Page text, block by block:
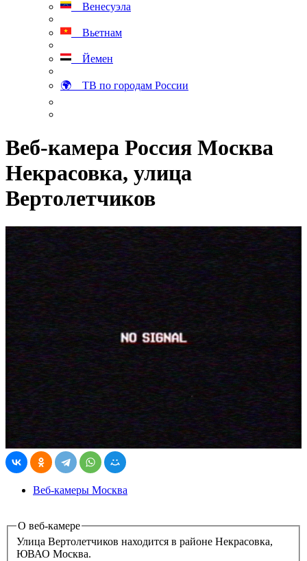
Венесуэла
Вьетнам
Йемен
🌍 ТВ по городам России
Веб-камера Россия Москва
Некрасовка, улица
Вертолетчиков
Веб-камеры Москва
О веб-камере
Улица Вертолетчиков находится в районе Некрасовка,
ЮВАО Москва.